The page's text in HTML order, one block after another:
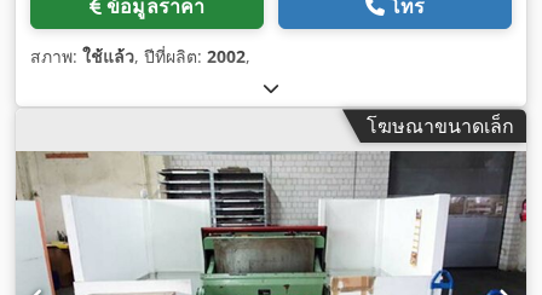
ข้อมูลราคา โทร
สภาพ: ใช้แล้ว, ปีที่ผลิต: 2002,
โฆษณาขนาดเล็ก